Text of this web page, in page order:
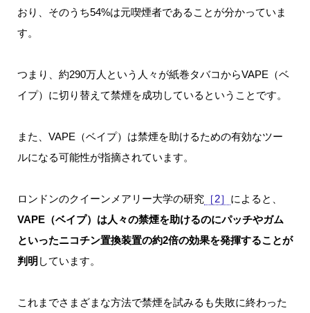
おり、そのうち54%は元喫煙者であることが分かっていま
す。
つまり、約290万人という人々が紙巻タバコからVAPE（ベ
イプ）に切り替えて禁煙を成功しているということです。
また、VAPE（ベイプ）は禁煙を助けるための有効なツー
ルになる可能性が指摘されています。
ロンドンのクイーンメアリー大学の研究［2］ によると、
VAPE（ベイプ）は人々の禁煙を助けるのにパッチやガム
といったニコチン置換装置の約2倍の効果を発揮することが
判明 しています。
これまでさまざまな方法で禁煙を試みるも失敗に終わった